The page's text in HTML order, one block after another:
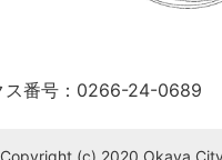
ス番号：0266-24-0689
Copyright (c) 2020 Okaya